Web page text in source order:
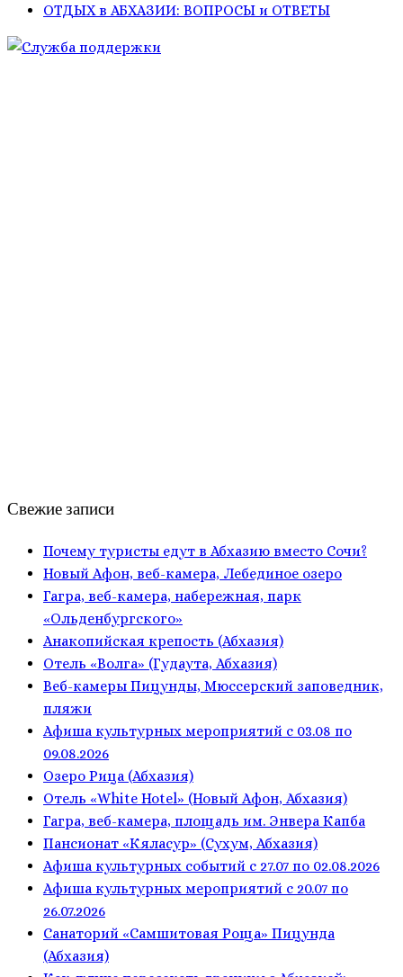
ОТДЫХ в АБХАЗИИ: ВОПРОСЫ и ОТВЕТЫ
Свежие записи
Почему туристы едут в Абхазию вместо Сочи?
Новый Афон, веб-камера, Лебединое озеро
Гагра, веб-камера, набережная, парк
«Ольденбургского»
Анакопийская крепость (Абхазия)
Отель «Волга» (Гудаута, Абхазия)
Веб-камеры Пицунды, Мюссерский заповедник,
пляжи
Афиша культурных мероприятий с 03.08 по
09.08.2026
Озеро Рица (Абхазия)
Отель «White Hotel» (Новый Афон, Абхазия)
Гагра, веб-камера, площадь им. Энвера Капба
Пансионат «Кяласур» (Сухум, Абхазия)
Афиша культурных событий с 27.07 по 02.08.2026
Афиша культурных мероприятий с 20.07 по
26.07.2026
Санаторий «Самшитовая Роща» Пицунда
(Абхазия)